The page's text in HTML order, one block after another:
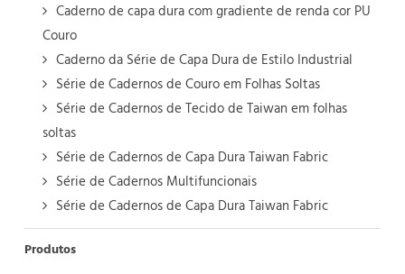
Caderno de capa dura com gradiente de renda cor PU
Couro
Caderno da Série de Capa Dura de Estilo Industrial
Série de Cadernos de Couro em Folhas Soltas
Série de Cadernos de Tecido de Taiwan em folhas
soltas
Série de Cadernos de Capa Dura Taiwan Fabric
Série de Cadernos Multifuncionais
Série de Cadernos de Capa Dura Taiwan Fabric
Produtos